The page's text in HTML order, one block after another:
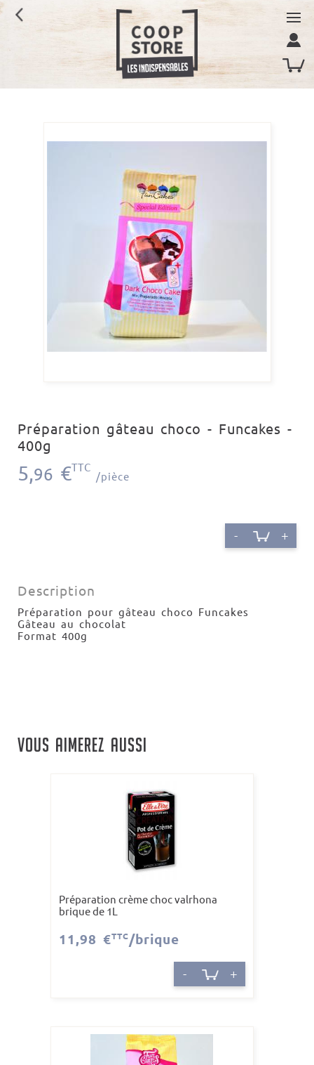
Préparation gâteau choco - Funcakes -
400g
5,96 €TTC
/pièce
- +
Description
Préparation pour gâteau choco Funcakes
Gâteau au chocolat
Format 400g
VOUS AIMEREZ AUSSI
Préparation crème choc valrhona
brique de 1L
11,98 €TTC /brique
- +